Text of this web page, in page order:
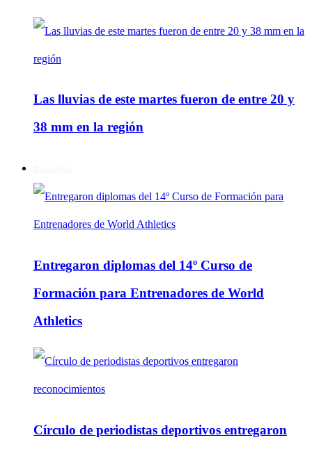
Las lluvias de este martes fueron de entre 20 y
38 mm en la región
Entregaron diplomas del 14º Curso de
Formación para Entrenadores de World
Athletics
Círculo de periodistas deportivos entregaron